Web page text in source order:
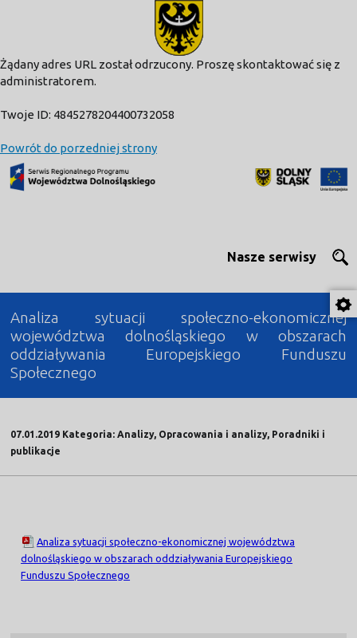
Żądany adres URL został odrzucony. Proszę skontaktować się z
administratorem.
Twoje ID: 4845278204400732058
Powrót do porzedniej strony
Nasze serwisy
Analiza sytuacji społeczno-ekonomicznej
województwa dolnośląskiego w obszarach
oddziaływania Europejskiego Funduszu
Społecznego
07.01.2019 Kategoria: Analizy, Opracowania i analizy, Poradniki i
publikacje
Analiza sytuacji społeczno-ekonomicznej województwa
dolnośląskiego w obszarach oddziaływania Europejskiego
Funduszu Społecznego
modal-check